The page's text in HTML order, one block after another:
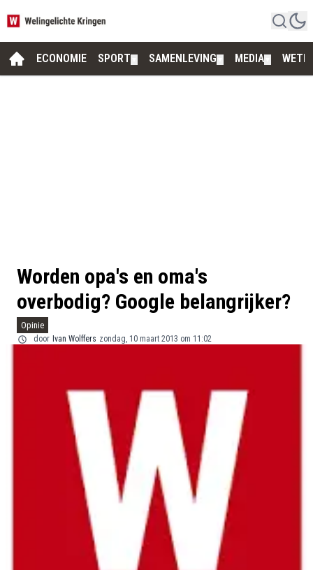
ECONOMIE SPORT SAMENLEVING MEDIA
Worden opa's en oma's
overbodig? Google belangrijker?
Opinie
door Ivan Wolffers zondag, 10 maart 2013 om 11:02